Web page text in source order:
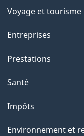
t
t
a
e
Voyage et tourisme
Entreprises
Prestations
Santé
Impôts
Environnement et